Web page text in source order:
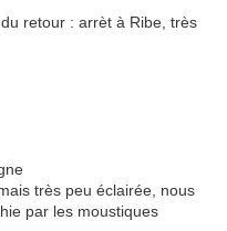
retour : arrèt à Ribe, très
très peu éclairée, nous
par les moustiques